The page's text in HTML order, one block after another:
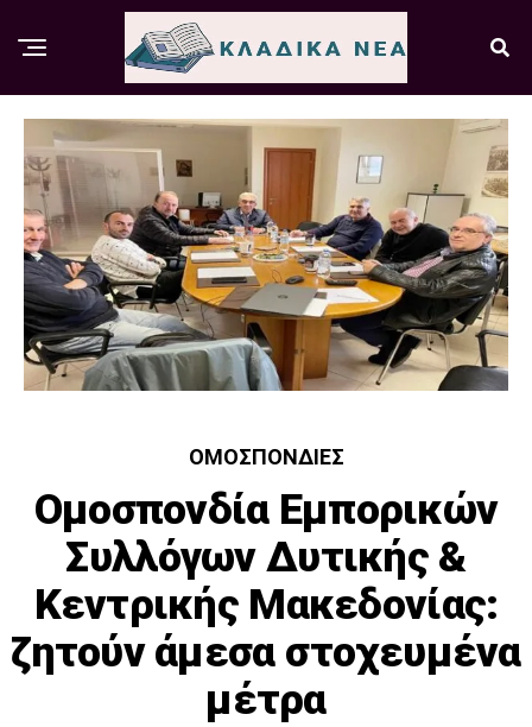
ΟΜΟΣΠΟΝΔΊΕΣ
Ομοσπονδία Εμπορικών
Συλλόγων Δυτικής &
Κεντρικής Μακεδονίας:
ζητούν άμεσα στοχευμένα
μέτρα